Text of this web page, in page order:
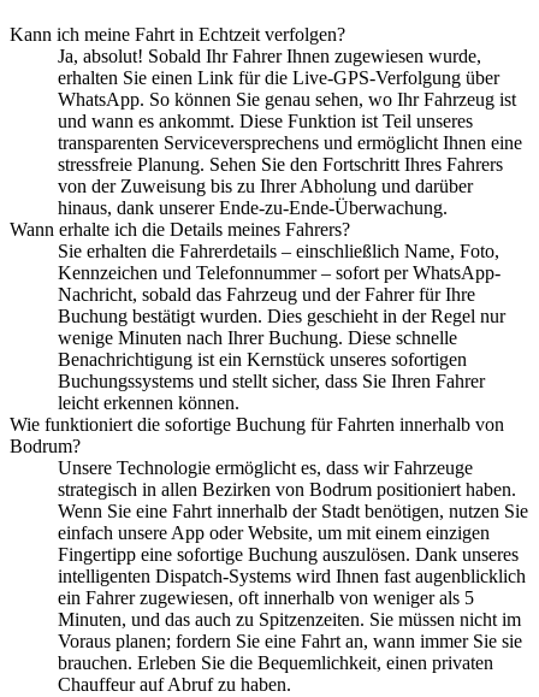
Kann ich meine Fahrt in Echtzeit verfolgen?
Ja, absolut! Sobald Ihr Fahrer Ihnen zugewiesen wurde,
erhalten Sie einen Link für die Live-GPS-Verfolgung über
WhatsApp. So können Sie genau sehen, wo Ihr Fahrzeug ist
und wann es ankommt. Diese Funktion ist Teil unseres
transparenten Serviceversprechens und ermöglicht Ihnen eine
stressfreie Planung. Sehen Sie den Fortschritt Ihres Fahrers
von der Zuweisung bis zu Ihrer Abholung und darüber
hinaus, dank unserer Ende-zu-Ende-Überwachung.
Wann erhalte ich die Details meines Fahrers?
Sie erhalten die Fahrerdetails – einschließlich Name, Foto,
Kennzeichen und Telefonnummer – sofort per WhatsApp-
Nachricht, sobald das Fahrzeug und der Fahrer für Ihre
Buchung bestätigt wurden. Dies geschieht in der Regel nur
wenige Minuten nach Ihrer Buchung. Diese schnelle
Benachrichtigung ist ein Kernstück unseres sofortigen
Buchungssystems und stellt sicher, dass Sie Ihren Fahrer
leicht erkennen können.
Wie funktioniert die sofortige Buchung für Fahrten innerhalb von
Bodrum?
Unsere Technologie ermöglicht es, dass wir Fahrzeuge
strategisch in allen Bezirken von Bodrum positioniert haben.
Wenn Sie eine Fahrt innerhalb der Stadt benötigen, nutzen Sie
einfach unsere App oder Website, um mit einem einzigen
Fingertipp eine sofortige Buchung auszulösen. Dank unseres
intelligenten Dispatch-Systems wird Ihnen fast augenblicklich
ein Fahrer zugewiesen, oft innerhalb von weniger als 5
Minuten, und das auch zu Spitzenzeiten. Sie müssen nicht im
Voraus planen; fordern Sie eine Fahrt an, wann immer Sie sie
brauchen. Erleben Sie die Bequemlichkeit, einen privaten
Chauffeur auf Abruf zu haben.